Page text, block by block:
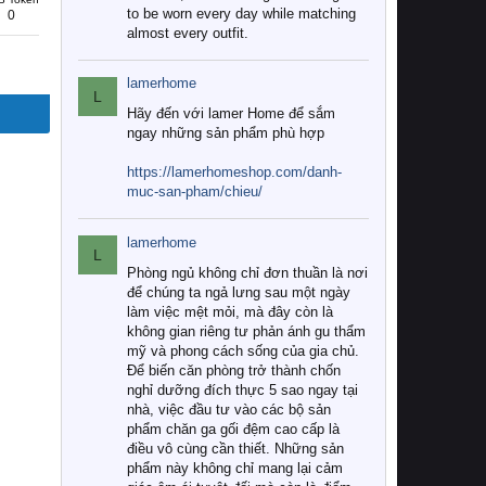
0
to be worn every day while matching
almost every outfit.
L
lamerhome
Hãy đến với lamer Home để sắm
ngay những sản phẩm phù hợp
https://lamerhomeshop.com/danh-
muc-san-pham/chieu/
L
lamerhome
Phòng ngủ không chỉ đơn thuần là nơi
để chúng ta ngả lưng sau một ngày
làm việc mệt mỏi, mà đây còn là
không gian riêng tư phản ánh gu thẩm
mỹ và phong cách sống của gia chủ.
Để biến căn phòng trở thành chốn
nghỉ dưỡng đích thực 5 sao ngay tại
nhà, việc đầu tư vào các bộ sản
phẩm chăn ga gối đệm cao cấp là
điều vô cùng cần thiết. Những sản
phẩm này không chỉ mang lại cảm